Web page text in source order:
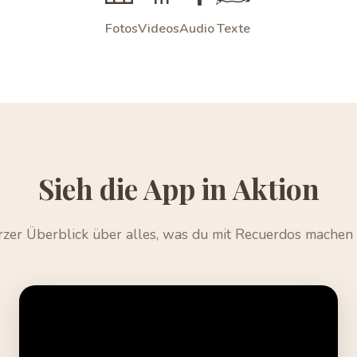
FotosVideosAudioTexte
Sieh die App in Aktion
Überblick über alles, was du mit Recuerdos machen